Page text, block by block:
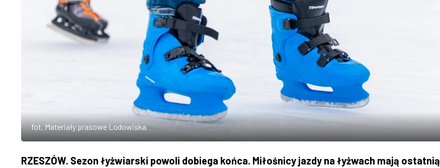
fot. Materiały prasowe Lodowiska
RZESZÓW. Sezon łyżwiarski powoli dobiega końca. Miłośnicy jazdy na łyżwach mają ostatnią